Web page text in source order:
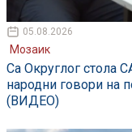
05.08.2026
Мозаик
Са Округлог стола
народни говори на
(ВИДЕО)